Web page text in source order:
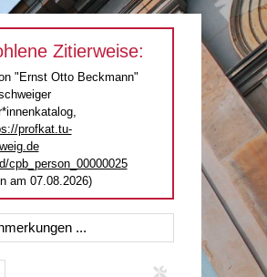
Zitierweise:
"Ernst Otto Beckmann"
profkat.tu-
cpb_person_00000025
am 07.08.2026)
...